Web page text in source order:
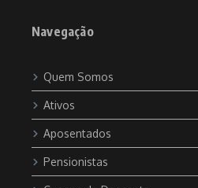
Navegação
Quem Somos
Ativos
Aposentados
Pensionistas